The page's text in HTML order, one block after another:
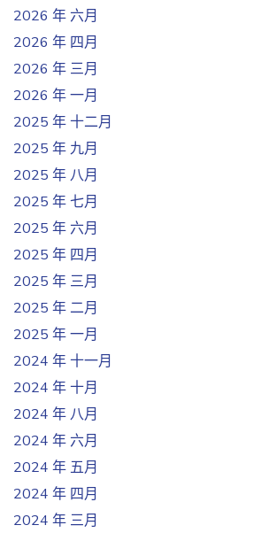
2026 年 六月
2026 年 四月
2026 年 三月
2026 年 一月
2025 年 十二月
2025 年 九月
2025 年 八月
2025 年 七月
2025 年 六月
2025 年 四月
2025 年 三月
2025 年 二月
2025 年 一月
2024 年 十一月
2024 年 十月
2024 年 八月
2024 年 六月
2024 年 五月
2024 年 四月
2024 年 三月